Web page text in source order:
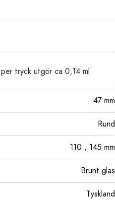
tryck utgör ca 0,14 ml.
47 mm
Rund
110 , 145 mm
Brunt glas
Tyskland